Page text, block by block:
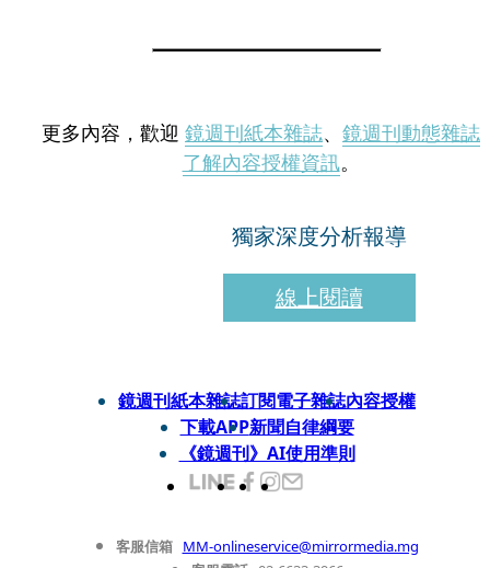
更多內容，歡迎 鏡週刊紙本雜誌、 鏡週刊動態雜誌
了解內容授權資訊。
獨家深度分析報導
線上閱讀
鏡週刊紙本雜誌訂閱電子雜誌內容授權
下載APP新聞自律綱要
《鏡週刊》AI使用準則
客服信箱 MM-onlineservice@mirrormedia.mg